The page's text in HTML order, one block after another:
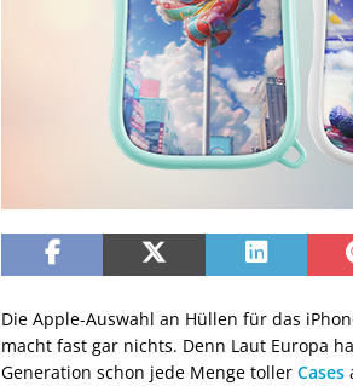
Die Apple-Auswahl an Hüllen für das
macht fast gar nichts. Denn Laut Europa
Generation schon jede Menge toller Cases